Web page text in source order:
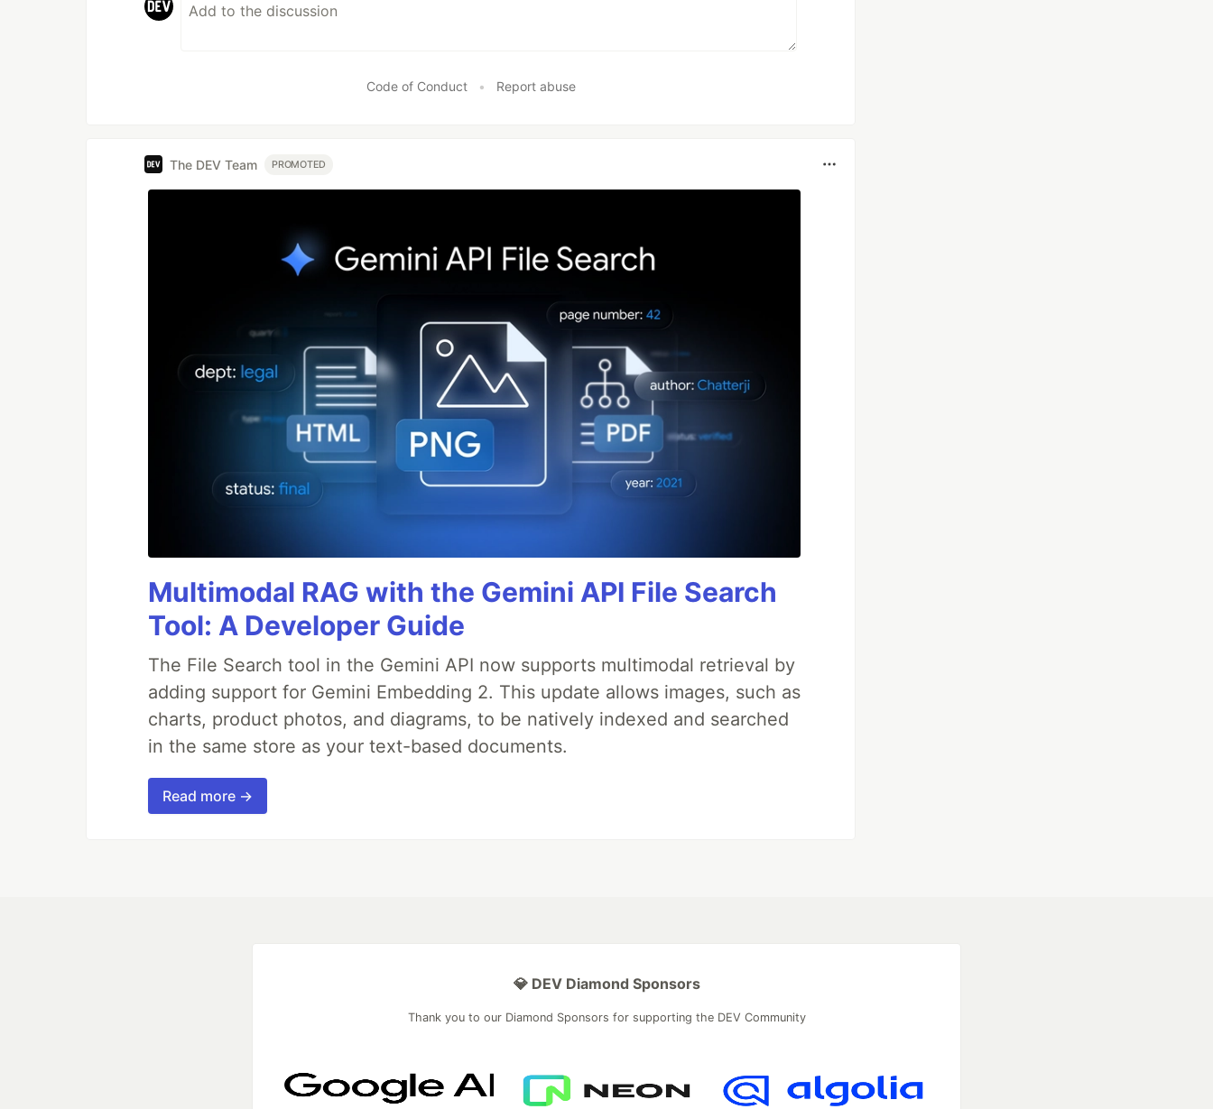
Code of Conduct • Report abuse
The DEV Team PROMOTED
Multimodal RAG with the Gemini API File Search
Tool: A Developer Guide
The File Search tool in the Gemini API now supports multimodal retrieval by
adding support for Gemini Embedding 2. This update allows images, such as
charts, product photos, and diagrams, to be natively indexed and searched
in the same store as your text-based documents.
Read more →
💎 DEV Diamond Sponsors
Thank you to our Diamond Sponsors for supporting the DEV Community